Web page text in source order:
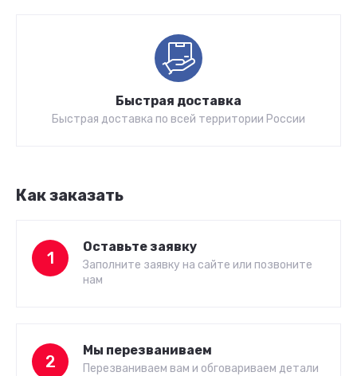
Быстрая доставка
Быстрая доставка по всей территории России
Как заказать
1
Оставьте заявку
Заполните заявку на сайте или позвоните
нам
2
Мы перезваниваем
Перезваниваем вам и обговариваем детали